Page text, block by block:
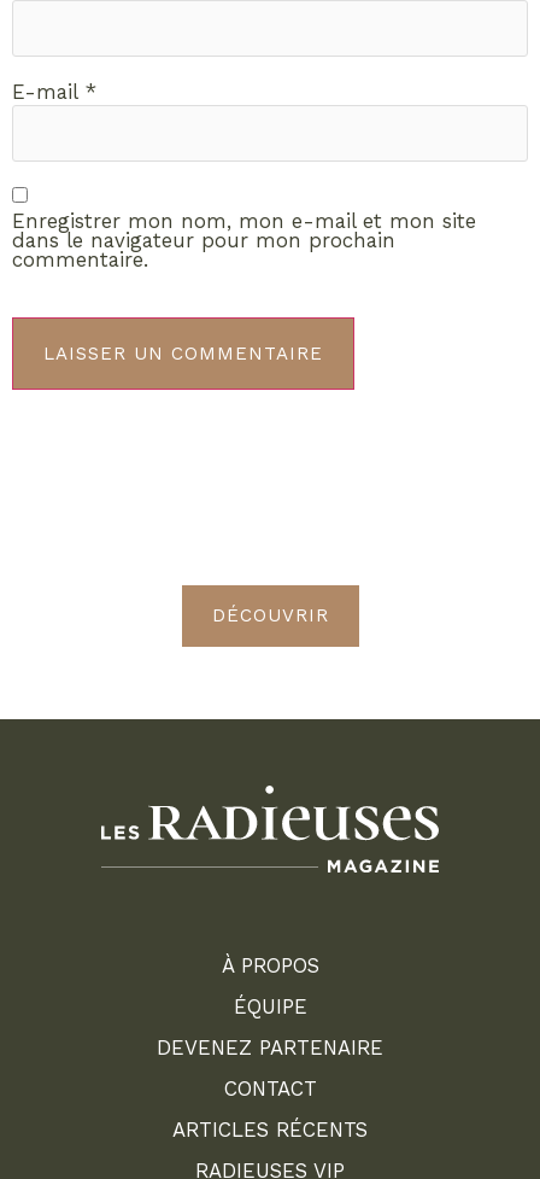
E-mail *
Enregistrer mon nom, mon e-mail et mon site
dans le navigateur pour mon prochain
commentaire.
DÉCOUVRIR
À PROPOS
ÉQUIPE
DEVENEZ PARTENAIRE
CONTACT
ARTICLES RÉCENTS
RADIEUSES VIP